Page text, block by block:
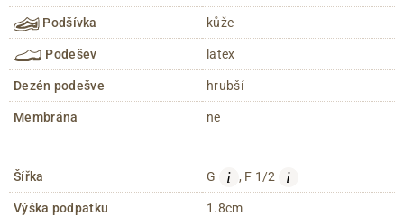
Podšívka kůže
Podešev latex
Dezén podešve hrubší
Membrána ne
Šířka G i , F 1/2 i
Výška podpatku 1.8cm